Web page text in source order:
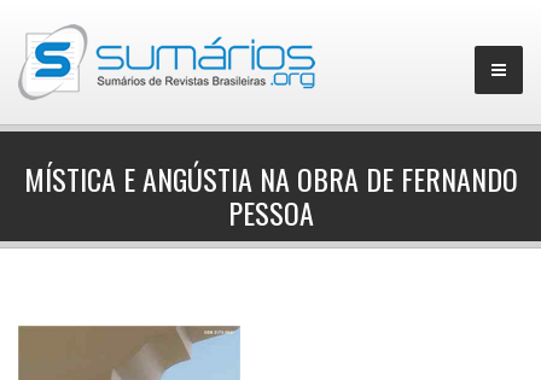
MÍSTICA E ANGÚSTIA NA OBRA DE FERNANDO
PESSOA